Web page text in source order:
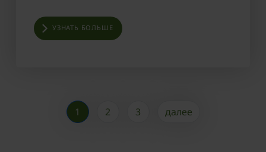
УЗНАТЬ БОЛЬШЕ
1 2 3 далее